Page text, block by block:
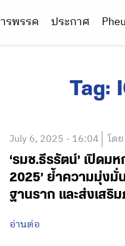
รพรรค ประกาศ
Tag:
July 6, 2025 - 16:04 โด
‘รมช.ธีรรัตน์’ เปิด
2025’ ย้ำความมุ่งมั่
ฐานราก และส่งเส
อ่านต่อ